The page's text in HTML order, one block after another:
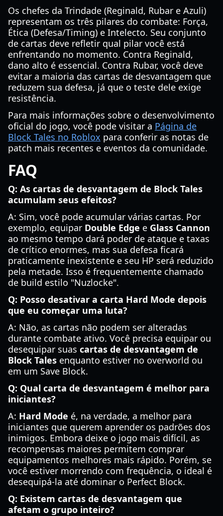
Os chefes da Trindade (Reginald, Rubar e Azuli)
representam os três pilares do combate: Força,
Ética (Defesa/Timing) e Intelecto. Seu conjunto
de cartas deve refletir qual pilar você está
enfrentando no momento. Contra Reginald,
dano alto é essencial. Contra Rubar, você deve
evitar a maioria das cartas de desvantagem que
reduzem sua defesa, já que o teste dele exige
resistência.
Para mais informações sobre o desenvolvimento
oficial do jogo, você pode visitar a Página de
Block Tales no Roblox para conferir as notas de
patch mais recentes e eventos da comunidade.
FAQ
Q: As cartas de desvantagem de Block Tales
acumulam seus efeitos?
A: Sim, você pode acumular várias cartas. Por
exemplo, equipar Double Edge e Glass Cannon
ao mesmo tempo dará poder de ataque e taxas
de crítico enormes, mas sua defesa ficará
praticamente inexistente e seu HP será reduzido
pela metade. Isso é frequentemente chamado
de build estilo "Nuzlocke".
Q: Posso desativar a carta Hard Mode depois
que eu começar uma luta?
A: Não, as cartas não podem ser alteradas
durante combate ativo. Você precisa equipar ou
desequipar suas cartas de desvantagem de
Block Tales enquanto estiver no overworld ou
em um Save Block.
Q: Qual carta de desvantagem é melhor para
iniciantes?
A: Hard Mode é, na verdade, a melhor para
iniciantes que querem aprender os padrões dos
inimigos. Embora deixe o jogo mais difícil, as
recompensas maiores permitem comprar
equipamentos melhores mais rápido. Porém, se
você estiver morrendo com frequência, o ideal é
desequipá-la até dominar o Perfect Block.
Q: Existem cartas de desvantagem que
afetam o grupo inteiro?